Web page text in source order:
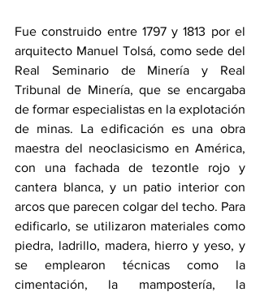
Fue construido entre 1797 y 1813 por el
arquitecto Manuel Tolsá, como sede del
Real Seminario de Minería y Real
Tribunal de Minería, que se encargaba
de formar especialistas en la explotación
de minas. La edificación es una obra
maestra del neoclasicismo en América,
con una fachada de tezontle rojo y
cantera blanca, y un patio interior con
arcos que parecen colgar del techo. Para
edificarlo, se utilizaron materiales como
piedra, ladrillo, madera, hierro y yeso, y
se emplearon técnicas como la
cimentación, la mampostería, la